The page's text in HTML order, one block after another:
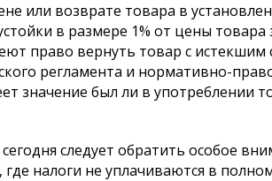
или возврате товара в
в размере 1% от цены
право вернуть товар с
регламента и нормативно-
значение был ли в употреблении
следует обратить особое
налоги не уплачиваются в